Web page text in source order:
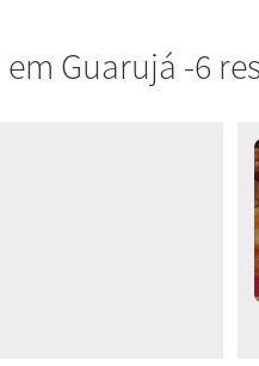
em Guarujá -6